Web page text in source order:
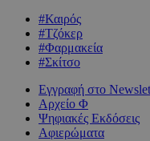
#Καιρός
#Τζόκερ
#Φαρμακεία
#Σκίτσο
Εγγραφή στο
Αρχείο Φ
Ψηφιακές Εκδόσεις
Αφιερώματα